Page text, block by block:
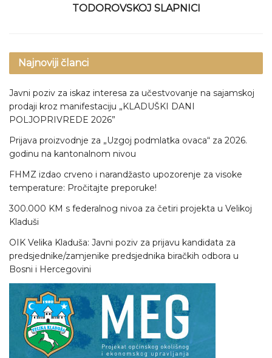
TODOROVSKOJ SLAPNICI
Najnoviji članci
Javni poziv za iskaz interesa za učestvovanje na sajamskoj
prodaji kroz manifestaciju „KLADUŠKI DANI
POLJOPRIVREDE 2026”
Prijava proizvodnje za „Uzgoj podmlatka ovaca“ za 2026.
godinu na kantonalnom nivou
FHMZ izdao crveno i narandžasto upozorenje za visoke
temperature: Pročitajte preporuke!
300.000 KM s federalnog nivoa za četiri projekta u Velikoj
Kladuši
OIK Velika Kladuša: Javni poziv za prijavu kandidata za
predsjednike/zamjenike predsjednika biračkih odbora u
Bosni i Hercegovini